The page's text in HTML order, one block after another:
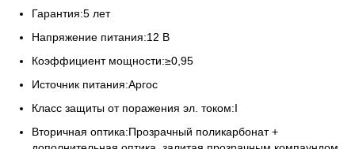
Гарантия:5 лет
Напряжение питания:12 В
Коэффициент мощности:≥0,95
Источник питания:Аргос
Класс защиты от поражения эл. током:I
Вторичная оптика:Прозрачный поликарбонат +